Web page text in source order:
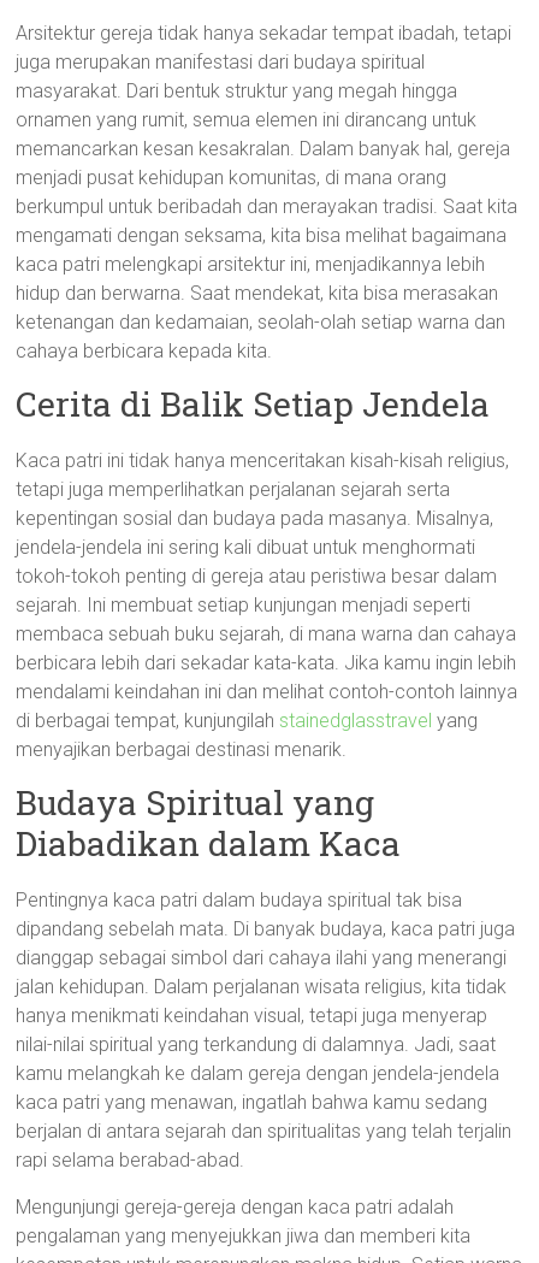
Arsitektur gereja tidak hanya sekadar tempat ibadah, tetapi
juga merupakan manifestasi dari budaya spiritual
masyarakat. Dari bentuk struktur yang megah hingga
ornamen yang rumit, semua elemen ini dirancang untuk
memancarkan kesan kesakralan. Dalam banyak hal, gereja
menjadi pusat kehidupan komunitas, di mana orang
berkumpul untuk beribadah dan merayakan tradisi. Saat kita
mengamati dengan seksama, kita bisa melihat bagaimana
kaca patri melengkapi arsitektur ini, menjadikannya lebih
hidup dan berwarna. Saat mendekat, kita bisa merasakan
ketenangan dan kedamaian, seolah-olah setiap warna dan
cahaya berbicara kepada kita.
Cerita di Balik Setiap Jendela
Kaca patri ini tidak hanya menceritakan kisah-kisah religius,
tetapi juga memperlihatkan perjalanan sejarah serta
kepentingan sosial dan budaya pada masanya. Misalnya,
jendela-jendela ini sering kali dibuat untuk menghormati
tokoh-tokoh penting di gereja atau peristiwa besar dalam
sejarah. Ini membuat setiap kunjungan menjadi seperti
membaca sebuah buku sejarah, di mana warna dan cahaya
berbicara lebih dari sekadar kata-kata. Jika kamu ingin lebih
mendalami keindahan ini dan melihat contoh-contoh lainnya
di berbagai tempat, kunjungilah stainedglasstravel yang
menyajikan berbagai destinasi menarik.
Budaya Spiritual yang
Diabadikan dalam Kaca
Pentingnya kaca patri dalam budaya spiritual tak bisa
dipandang sebelah mata. Di banyak budaya, kaca patri juga
dianggap sebagai simbol dari cahaya ilahi yang menerangi
jalan kehidupan. Dalam perjalanan wisata religius, kita tidak
hanya menikmati keindahan visual, tetapi juga menyerap
nilai-nilai spiritual yang terkandung di dalamnya. Jadi, saat
kamu melangkah ke dalam gereja dengan jendela-jendela
kaca patri yang menawan, ingatlah bahwa kamu sedang
berjalan di antara sejarah dan spiritualitas yang telah terjalin
rapi selama berabad-abad.
Mengunjungi gereja-gereja dengan kaca patri adalah
pengalaman yang menyejukkan jiwa dan memberi kita